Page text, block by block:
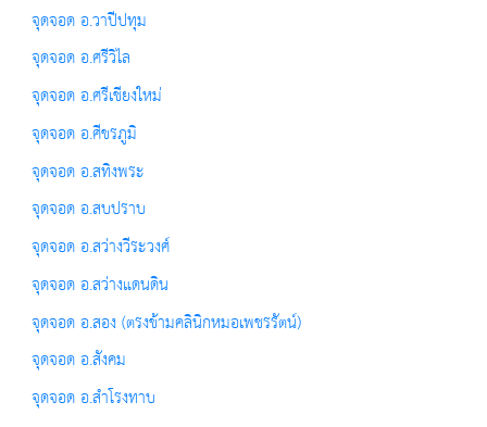
จุดจอด อ.วาปีปทุม
จุดจอด อ.ศรีวิไล
จุดจอด อ.ศรีเชียงใหม่
จุดจอด อ.ศีขรภูมิ
จุดจอด อ.สทิงพระ
จุดจอด อ.สบปราบ
จุดจอด อ.สว่างวีระวงศ์
จุดจอด อ.สว่างแดนดิน
จุดจอด อ.สอง (ตรงข้ามคลินิกหมอเพชรรัตน์)
จุดจอด อ.สังคม
จุดจอด อ.สำโรงทาบ